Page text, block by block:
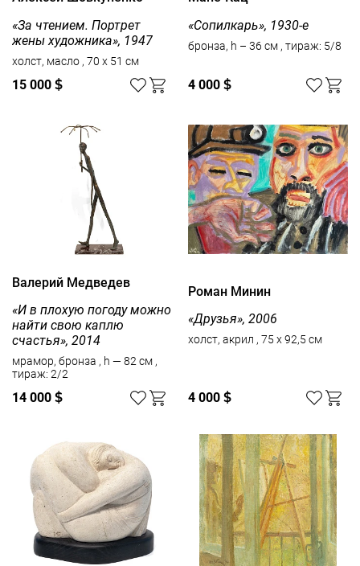
«За чтением. Портрет
жены художника», 1947
холст, масло , 70 x 51 см
15 000 $
«Сопилкарь», 1930-е
бронза, h – 36 см , тираж: 5/8
4 000 $
Валерий Медведев
«И в плохую погоду можно
найти свою каплю
счастья», 2014
мрамор, бронза , h — 82 см ,
тираж: 2/2
14 000 $
Роман Минин
«Друзья», 2006
холст, акрил , 75 x 92,5 см
4 000 $